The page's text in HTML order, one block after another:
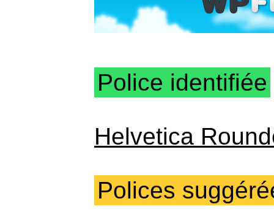
Police identifiée
Helvetica
Polices